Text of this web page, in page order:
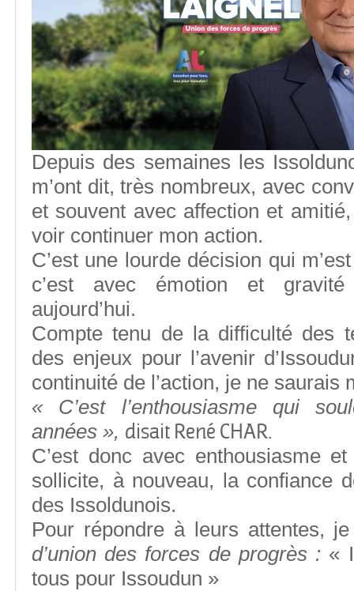
Depuis des semaines les
m’ont dit, très nombreux, avec
et souvent avec affection et
voir continuer mon action.
C’est une lourde décision qui
c’est avec émotion et
aujourd’hui.
Compte tenu de la difficulté des
des enjeux pour l’avenir
continuité de l’action, je ne saurais
« C’est l’enthousiasme qui
années », disait René CHAR.
C’est donc avec enthousiasme
sollicite, à nouveau, la confiance
des Issoldunois.
Pour répondre à leurs attentes,
d’union des forces de progrès : «
tous pour Issoudun »